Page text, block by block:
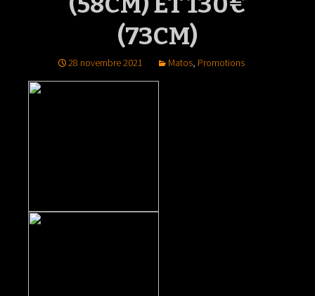
(73CM)
28 novembre 2021 Matos, Promotions